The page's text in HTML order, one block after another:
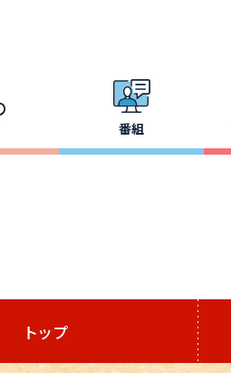
番組
トップ